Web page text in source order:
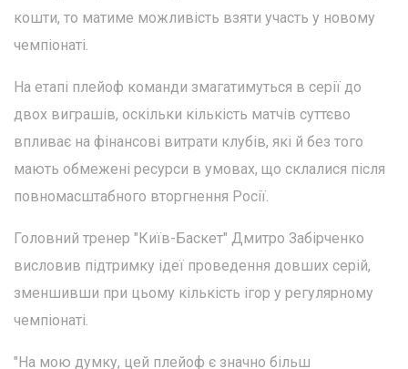
кошти, то матиме можливість взяти участь у новому
чемпіонаті.
На етапі плейоф команди змагатимуться в серії до
двох виграшів, оскільки кількість матчів суттєво
впливає на фінансові витрати клубів, які й без того
мають обмежені ресурси в умовах, що склалися після
повномасштабного вторгнення Росії.
Головний тренер "Київ-Баскет" Дмитро Забірченко
висловив підтримку ідеї проведення довших серій,
зменшивши при цьому кількість ігор у регулярному
чемпіонаті.
"На мою думку, цей плейоф є значно більш